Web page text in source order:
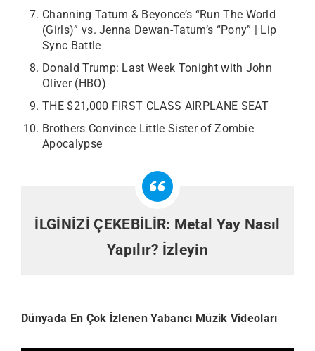
Channing Tatum & Beyonce’s “Run The World
(Girls)” vs. Jenna Dewan-Tatum’s “Pony” | Lip
Sync Battle
Donald Trump: Last Week Tonight with John
Oliver (HBO)
THE $21,000 FIRST CLASS AIRPLANE SEAT
Brothers Convince Little Sister of Zombie
Apocalypse
İLGİNİZİ ÇEKEBİLİR: Metal Yay Nasıl
Yapılır? İzleyin
Dünyada En Çok İzlenen Yabancı Müzik Videoları